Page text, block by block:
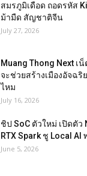
สมรภูมิเดือด ถอดรหัส
ม้ามืด สัญชาติจีน
July 27, 2026
Muang Thong Next เ
จะช่วยสร้างเมืองอัจฉริ
ไหม
July 16, 2026
ชิป SoC ตัวใหม่ เปิดตัว
RTX Spark ชู Local AI
June 5, 2026